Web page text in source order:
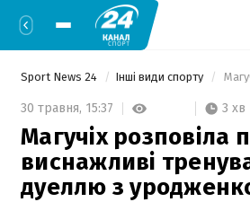
Sport News 24 Інші види спорту
30 травня, 15:37 3 хв
Магучіх розповіла
виснажливі
дуеллю з